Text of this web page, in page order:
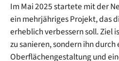
Im Mai 2025 startete mit der
ein mehrjähriges Projekt, das
erheblich verbessern soll. Ziel
zu sanieren, sondern ihn durch
Oberflächengestaltung und